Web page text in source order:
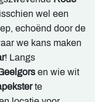
wel een
echoënd door de
we kans maken
! Langs
en wie wit
te